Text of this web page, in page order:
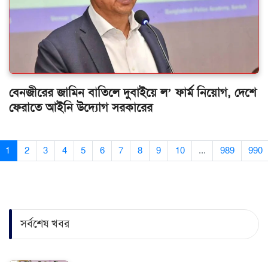
বেনজীরের জামিন বাতিলে দুবাইয়ে ল’ ফার্ম নিয়োগ, দেশে
ফেরাতে আইনি উদ্যোগ সরকারের
1 2 3 4 5 6 7 8 9 10 ... 989 990
সর্বশেষ খবর